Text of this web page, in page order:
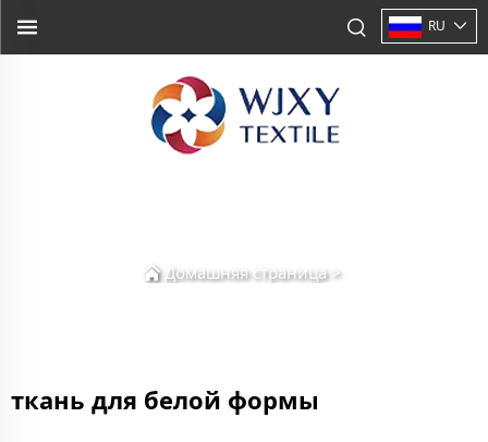
RU
Домашняя страница>
ткань для белой формы